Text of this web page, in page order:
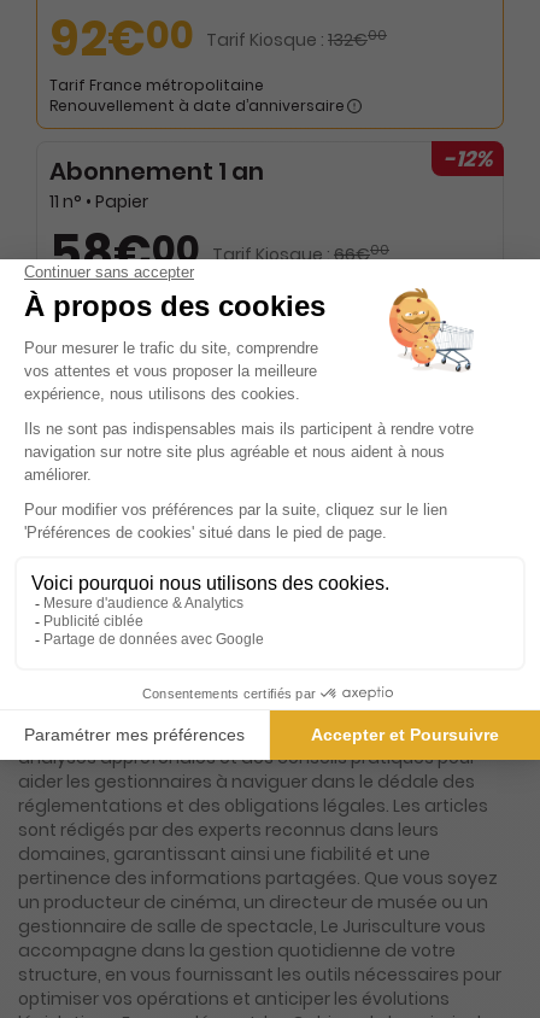
92€00 Tarif Kiosque : 132€00
Tarif France métropolitaine
Renouvellement à date d’anniversaire
-12%
Abonnement 1 an
11 n° • Papier
58€00 Tarif Kiosque :66€00
Tarif France métropolitaine
Renouvellement à date d’anniversaire
Présentation du magazine Le Jurisculture
incontournable pour les professionnels évoluant dans le
secteur culturel. Ce magazine mensuel se distingue par sa
informations juridiques, sociales et fiscales essentielles
pour les acteurs du spectacle, du cinéma, de l'audiovisuel,
des musées et des collectivités. En naviguant à travers les
contenu riche et varié, conçu pour répondre aux besoins
spécifiques des entreprises culturelles. Chaque numéro de
Le Jurisculture est une mine d'informations, offrant des
analyses approfondies et des conseils pratiques pour
aider les gestionnaires à naviguer dans le dédale des
réglementations et des obligations légales. Les articles
sont rédigés par des experts reconnus dans leurs
domaines, garantissant ainsi une fiabilité et une
pertinence des informations partagées. Que vous soyez
un producteur de cinéma, un directeur de musée ou un
gestionnaire de salle de spectacle, Le Jurisculture vous
accompagne dans la gestion quotidienne de votre
structure, en vous fournissant les outils nécessaires pour
optimiser vos opérations et anticiper les évolutions